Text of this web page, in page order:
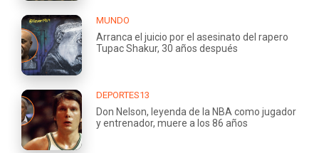
MUNDO
Arranca el juicio por el asesinato del rapero
Tupac Shakur, 30 años después
DEPORTES13
Don Nelson, leyenda de la NBA como jugador
y entrenador, muere a los 86 años